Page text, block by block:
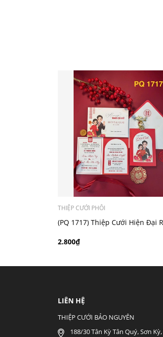
- Mẫu dưới 3000 giá chưa
THIỆP CƯỚI PHÔI
(PQ 1717) Thiệp Cưới Hiện Đại
2.800₫
LIÊN HỆ
THIỆP CƯỚI BẢO NGUYÊN
188/30 Tân Kỳ Tân Quý, Sơn